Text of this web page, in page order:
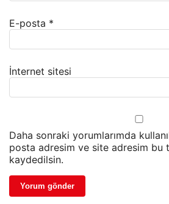
E-posta *
İnternet sitesi
Daha sonraki yorumlarımda
posta adresim ve site adresim bu
kaydedilsin.